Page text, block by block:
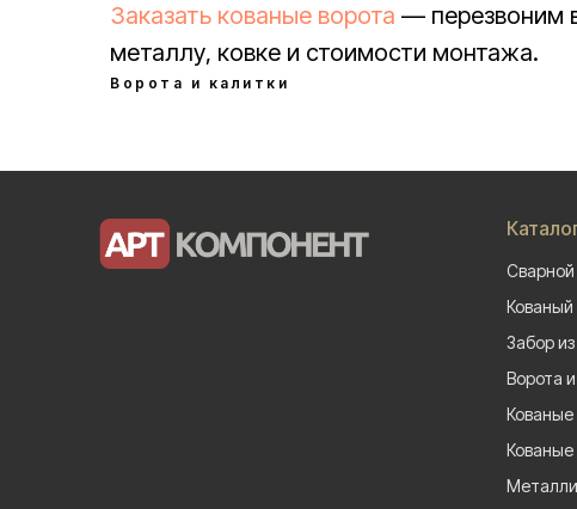
Заказать кованые ворота — перезвоним
металлу, ковке и стоимости монтажа.
Ворота и калитки
Сварной
Кованый
Забор
Ворота
Кованые